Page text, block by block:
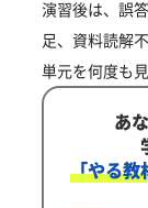
演習後は、誤
足、資料読解
単元を何度も
あ
「やる教